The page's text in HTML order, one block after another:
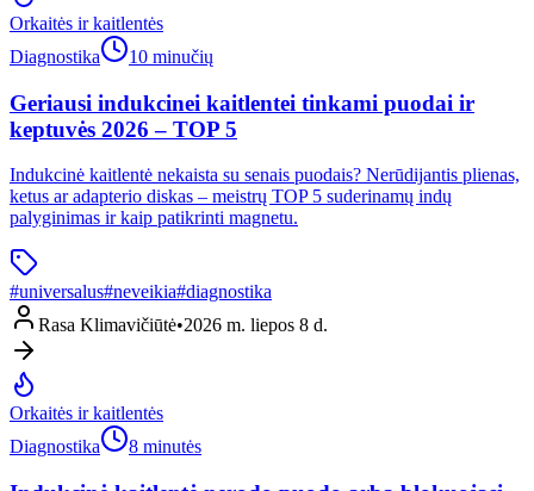
Orkaitės ir kaitlentės
Diagnostika
10 minučių
Geriausi indukcinei kaitlentei tinkami puodai ir
keptuvės 2026 – TOP 5
Indukcinė kaitlentė nekaista su senais puodais? Nerūdijantis plienas,
ketus ar adapterio diskas – meistrų TOP 5 suderinamų indų
palyginimas ir kaip patikrinti magnetu.
#universalus#neveikia#diagnostika
Rasa Klimavičiūtė•2026 m. liepos 8 d.
Orkaitės ir kaitlentės
Diagnostika
8 minutės